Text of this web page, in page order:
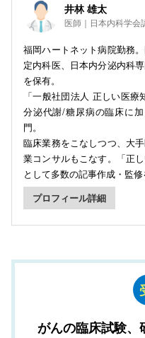
井林 雄太
医師｜日本内科学会
福岡ハートネット病院勤務
定内科医、日本内分泌内科
を保有。
「一般社団法人 正しい医
分泌代謝/糖尿病の臨床に
門。
臨床業務をこなしつつ、大
業コンサルもこなす。「正
として多数の記事作成・監
プロフィール詳細
がんの臨床試験、